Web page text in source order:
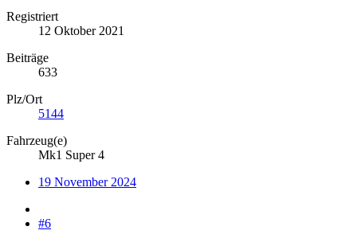
Registriert
12 Oktober 2021
Beiträge
633
Plz/Ort
5144
Fahrzeug(e)
Mk1 Super 4
19 November 2024
#6